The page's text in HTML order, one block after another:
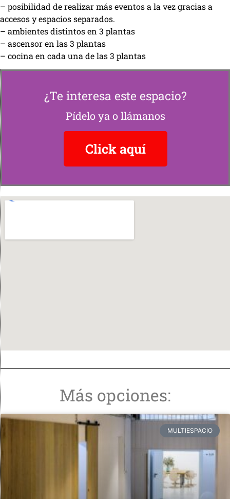
– posibilidad de realizar más eventos a la vez gracias a
accesos y espacios separados.
– ambientes distintos en 3 plantas
– ascensor en las 3 plantas
– cocina en cada una de las 3 plantas
¿Te interesa este espacio?
Pídelo ya o llámanos
Click aquí
Más opciones:
MULTIESPACIO